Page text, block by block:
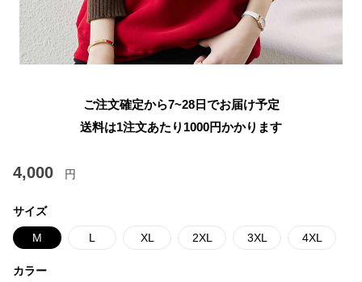
ご注文確定から7~28日でお届け予定
送料は1注文あたり 1000円かかります
4,000 円
サイズ
M L XL 2XL 3XL 4XL
カラー